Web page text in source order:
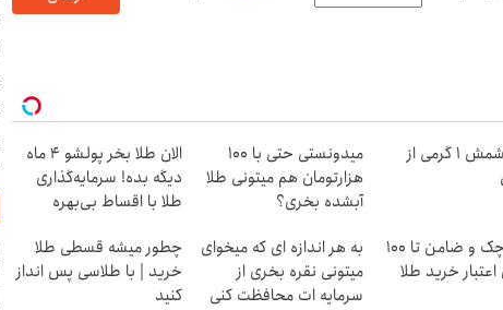
خرید شمش 1 گرمی از
میدونستی حتی با ۱۰۰
هزارتومان هم میتونی طلا
آبشده بخری؟
الان طلا بخر پولشو 4 ماه
دیگه بده! سرمایه‌گذاری
طلا با اقساط بی‌بهره
بدون چک و ضامن تا 100
خرید طلا
به هر اندازه ای که میخوای
میتونی نقره بخری از
سرمایه ات محافظت کنی
چطور میشه قسطی طلا
خرید | با طلاسی پس انداز
کنید